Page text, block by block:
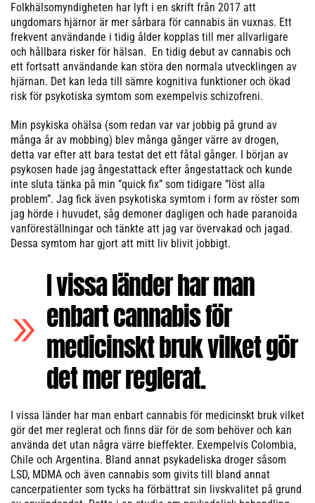
Folkhälsomyndigheten har lyft i en skrift från 2017 att
ungdomars hjärnor är mer sårbara för cannabis än vuxnas. Ett
frekvent användande i tidig ålder kopplas till mer allvarligare
och hållbara risker för hälsan. En tidig debut av cannabis och
ett fortsatt användande kan störa den normala utvecklingen av
hjärnan. Det kan leda till sämre kognitiva funktioner och ökad
risk för psykotiska symtom som exempelvis schizofreni.
Min psykiska ohälsa (som redan var var jobbig på grund av
många år av mobbing) blev många gånger värre av drogen,
detta var efter att bara testat det ett fåtal gånger. I början av
psykosen hade jag ångestattack efter ångestattack och kunde
inte sluta tänka på min ”quick fix” som tidigare ”löst alla
problem”. Jag fick även psykotiska symtom i form av röster som
jag hörde i huvudet, såg demoner dagligen och hade paranoida
vanföreställningar och tänkte att jag var övervakad och jagad.
Dessa symtom har gjort att mitt liv blivit jobbigt.
I vissa länder har man
enbart cannabis för
medicinskt bruk vilket gör
det mer reglerat.
I vissa länder har man enbart cannabis för medicinskt bruk vilket
gör det mer reglerat och finns där för de som behöver och kan
använda det utan några värre bieffekter. Exempelvis Colombia,
Chile och Argentina. Bland annat psykadeliska droger såsom
LSD, MDMA och även cannabis som givits till bland annat
cancerpatienter som tycks ha förbättrat sin livskvalitet på grund